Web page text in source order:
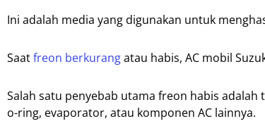
Ini adalah media yang digunakan untuk
Saatfreon berkurangatau habis, AC mobil
Salah satu penyebab utama freon habis
o-ring, evaporator, atau komponen AC lainnya.